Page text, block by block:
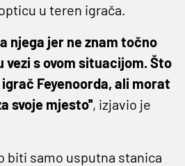
u teren igrača.
njega jer ne znam točno
vezi s ovom situacijom. Što
Feyenoorda, ali morat
svoje mjesto'', izjavio je
biti samo usputna stanica